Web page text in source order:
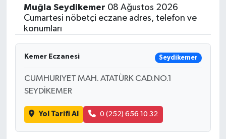
Muğla Seydikemer 08 Ağustos 2026
Cumartesi nöbetçi eczane adres, telefon ve
konumları
Kemer Eczanesi Seydikemer
CUMHURIYET MAH. ATATÜRK CAD.NO.1
SEYDİKEMER
Yol Tarifi Al 0 (252) 656 10 32
Siyasetçi
Spor
Tebrik
Türkiye